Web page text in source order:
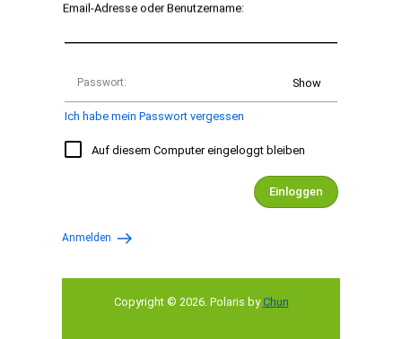
Email-Adresse oder Benutzername:
Show
Passwort:
Ich habe mein Passwort vergessen
Auf diesem Computer eingeloggt bleiben
Einloggen
Anmelden
Copyright © 2026. Polaris by Chun